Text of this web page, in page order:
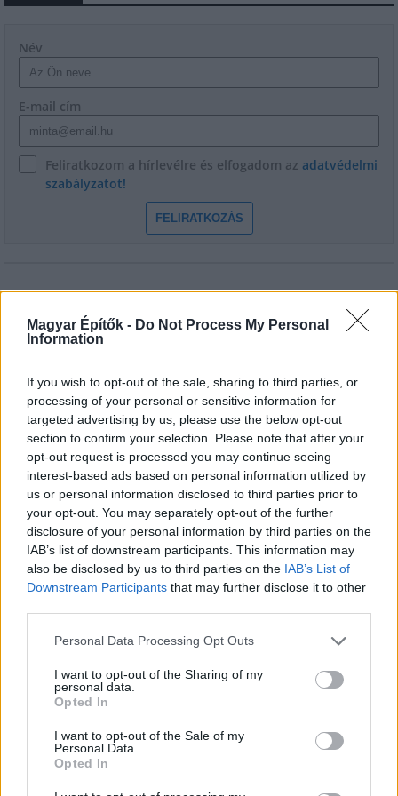
Magyar Építők - Do Not Process My Personal
Information
If you wish to opt-out of the sale, sharing to third parties, or
processing of your personal or sensitive information for
targeted advertising by us, please use the below opt-out
section to confirm your selection. Please note that after your
opt-out request is processed you may continue seeing
interest-based ads based on personal information utilized by
us or personal information disclosed to third parties prior to
your opt-out. You may separately opt-out of the further
disclosure of your personal information by third parties on the
IAB’s list of downstream participants. This information may
also be disclosed by us to third parties on the IAB’s List of
Downstream Participants that may further disclose it to other
Please note that this website/app uses one or more Google
not limited to your visit or usage behaviour. You may click to
grant or deny consent to Google and its third-party tags to
use your data for below specified purposes in below Google
consent section.
Personal Data Processing Opt Outs
I want to opt-out of the Sharing of my
personal data.
Opted In
I want to opt-out of the Sale of my
Personal Data.
Opted In
Név
E-mail cím
Feliratkozom a hírlevélre és elfogadom az adatvédelmi
szabályzatot!
FELIRATKOZÁS
hirdetés